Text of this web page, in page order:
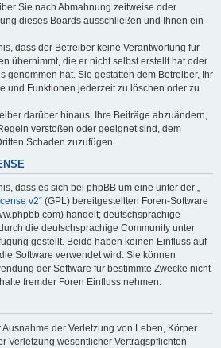
Sie nach Abmahnung zeitweise oder
dieses Boards ausschließen und Ihnen ein
dass der Betreiber keine Verantwortung für
übernimmt, die er nicht selbst erstellt hat oder
genommen hat. Sie gestatten dem Betreiber, Ihr
und Funktionen jederzeit zu löschen oder zu
darüber hinaus, Ihre Beiträge abzuändern,
verstoßen oder geeignet sind, dem
Schaden zuzufügen.
dass es sich bei phpBB um eine unter der „
v2“ (GPL) bereitgestellten Foren-Software
handelt; deutschsprachige
die deutschsprachige Community unter
gestellt. Beide haben keinen Einfluss auf
Software verwendet wird. Sie können
der Software für bestimmte Zwecke nicht
fremder Foren Einfluss nehmen.
Ausnahme der Verletzung von Leben, Körper
Verletzung wesentlicher Vertragspflichten